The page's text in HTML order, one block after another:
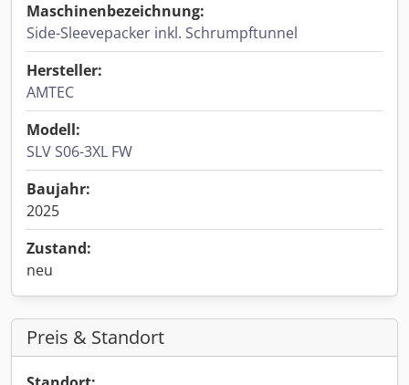
Maschinenbezeichnung:
Side-Sleevepacker inkl. Schrumpftunnel
Hersteller:
AMTEC
Modell:
SLV S06-3XL FW
Baujahr:
2025
Zustand:
neu
Preis & Standort